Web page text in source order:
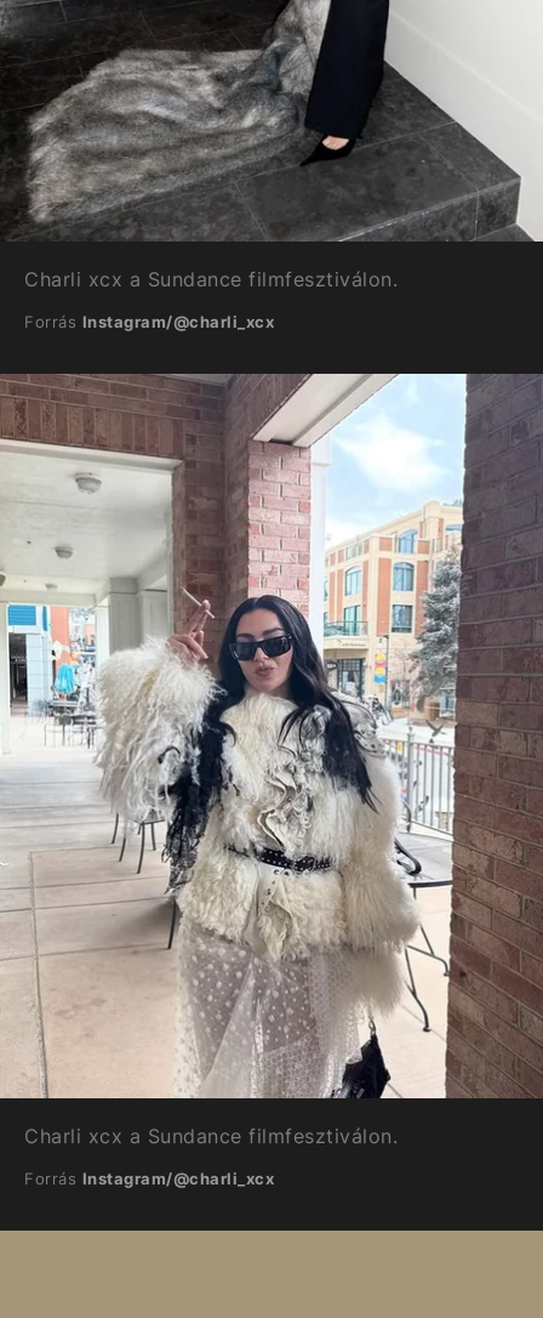
Charli xcx a Sundance filmfesztiválon.
Forrás Instagram/@charli_xcx
Charli xcx a Sundance filmfesztiválon.
Forrás Instagram/@charli_xcx